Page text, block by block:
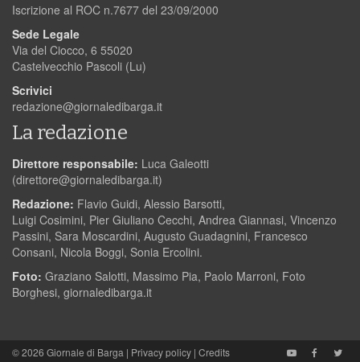
Iscrizione al ROC n.7677 del 23/09/2000
Sede Legale
Via del Ciocco, 6 55020
Castelvecchio Pascoli (Lu)
Scrivici
redazione@giornaledibarga.it
La redazione
Direttore responsabile: Luca Galeotti
(direttore@giornaledibarga.it)
Redazione: Flavio Guidi, Alessio Barsotti,
Luigi Cosimini, Pier Giuliano Cecchi, Andrea Giannasi, Vincenzo
Passini, Sara Moscardini, Augusto Guadagnini, Francesco
Consani, Nicola Boggi, Sonia Ercolini.
Foto: Graziano Salotti, Massimo Pia, Paolo Marroni, Foto
Borghesi, giornaledibarga.it
© 2026 Giornale di Barga | Privacy policy | Credits